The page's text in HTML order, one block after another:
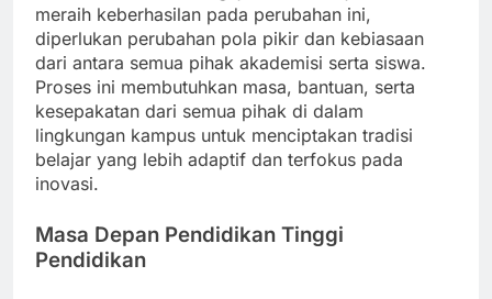
meraih keberhasilan pada perubahan ini,
diperlukan perubahan pola pikir dan kebiasaan
dari antara semua pihak akademisi serta siswa.
Proses ini membutuhkan masa, bantuan, serta
kesepakatan dari semua pihak di dalam
lingkungan kampus untuk menciptakan tradisi
belajar yang lebih adaptif dan terfokus pada
inovasi.
Masa Depan Pendidikan Tinggi
Pendidikan